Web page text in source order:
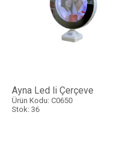
Ayna Led li Çerçeve
Ürün Kodu: C0650
Stok: 36